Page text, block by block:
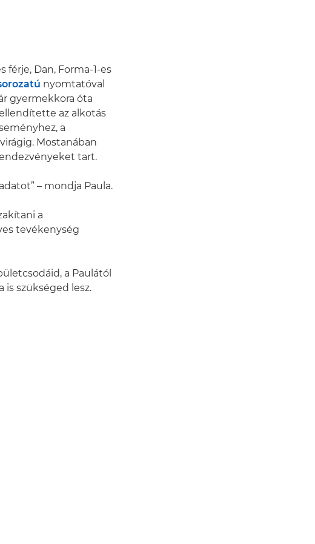
Dan, Forma-1-es
nyomtatóval
gyermekkora óta
az alkotás
a
Mostanában
tart.
– mondja Paula.
a
tevékenység
a Paulától
is szükséged lesz.